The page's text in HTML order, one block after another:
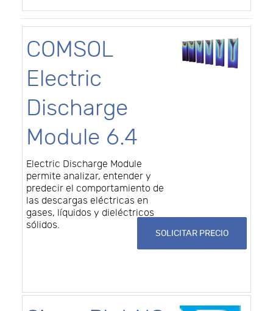
COMSOL
Electric
Discharge
Module 6.4
Electric Discharge Module
permite analizar, entender y
predecir el comportamiento de
las descargas eléctricas en
gases, líquidos y dieléctricos
sólidos.
SOLICITAR PRECIO